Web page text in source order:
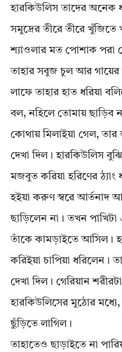
হারকিউলিস তাদের অনেক
সমুদ্রের তীরে তীরে
শ্যাওলার মত পোশাক পরা
তাহার সবুজ চুল আর গায়ের
লাফে তাহার হাত ধরিয়া
বল, নহিলে তোমায় ছাড়িব
কোথায় মিলাইয়া গেল,
দেখা দিল। হারকিউলিস
মজবুত করিয়া হরিণের ঠ্যাং
হইয়া করুণ স্বরে আর্তনাদ
ছাড়িলেন না। তখন
তাঁকে কামড়াইতে আসিল।
করিইয়া চাপিয়া ধরিলেন।
দেখা দিল। গেরিয়ান
হারকিউলিসের মুঠোর মধ্যে,
ছুঁড়িতে লাগিল।
তাহাতেও ছাড়াইতে না